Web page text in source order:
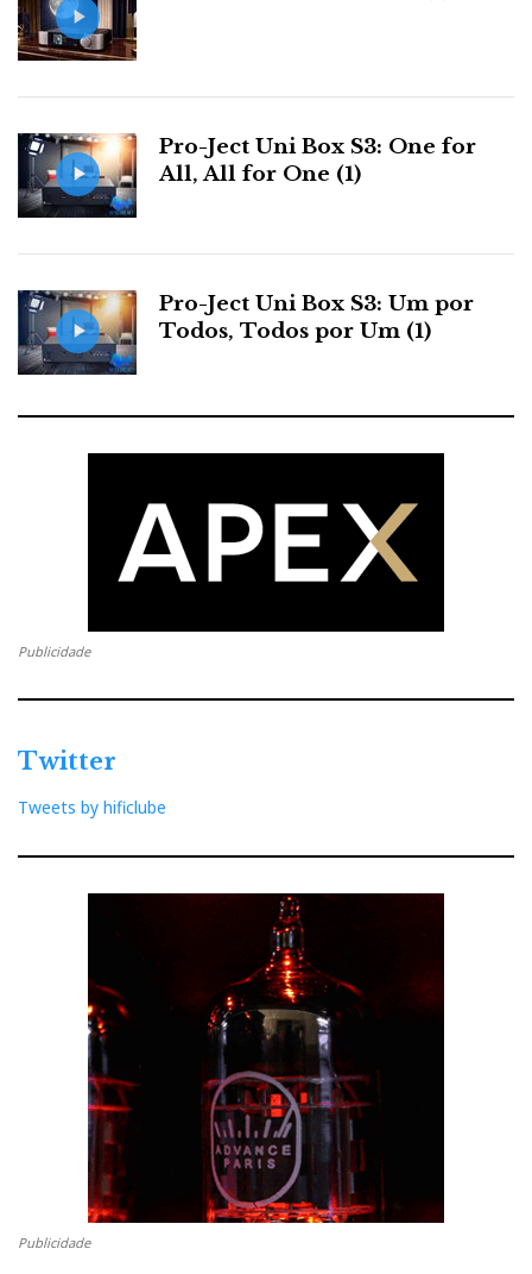
Pro-Ject Uni Box S3: One for
All, All for One (1)
Pro-Ject Uni Box S3: Um por
Todos, Todos por Um (1)
Publicidade
Twitter
Tweets by hificlube
Publicidade